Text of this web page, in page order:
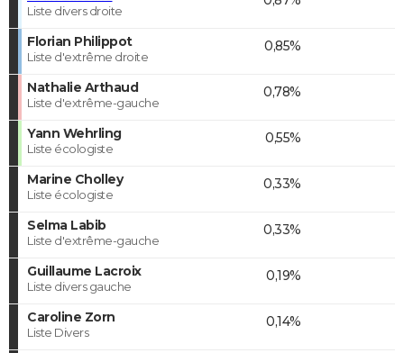
Liste divers droite
Florian Philippot
Liste d'extrême droite
0,85%
Nathalie Arthaud
Liste d'extrême-gauche
0,78%
Yann Wehrling
Liste écologiste
0,55%
Marine Cholley
Liste écologiste
0,33%
Selma Labib
Liste d'extrême-gauche
0,33%
Guillaume Lacroix
Liste divers gauche
0,19%
Caroline Zorn
Liste Divers
0,14%